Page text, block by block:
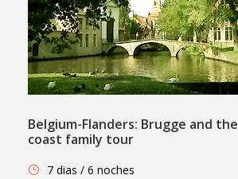
Belgium-Flanders: Brugge and the
coast family tour
7 dias / 6 noches